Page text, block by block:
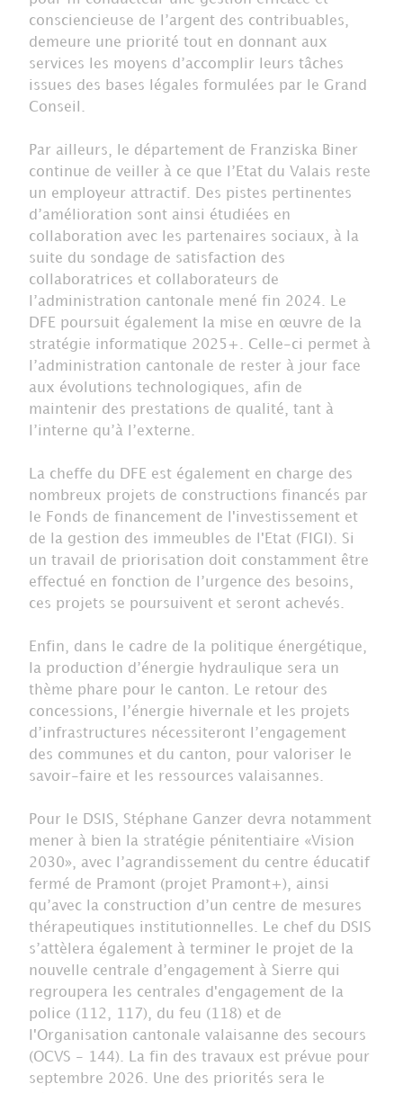
consciencieuse de l’argent des contribuables,
demeure une priorité tout en donnant aux
services les moyens d’accomplir leurs tâches
issues des bases légales formulées par le Grand
Conseil.
Par ailleurs, le département de Franziska Biner
continue de veiller à ce que l’Etat du Valais reste
un employeur attractif. Des pistes pertinentes
d’amélioration sont ainsi étudiées en
collaboration avec les partenaires sociaux, à la
suite du sondage de satisfaction des
collaboratrices et collaborateurs de
l’administration cantonale mené fin 2024. Le
DFE poursuit également la mise en œuvre de la
stratégie informatique 2025+. Celle-ci permet à
l’administration cantonale de rester à jour face
aux évolutions technologiques, afin de
maintenir des prestations de qualité, tant à
l’interne qu’à l’externe.
La cheffe du DFE est également en charge des
nombreux projets de constructions financés par
le Fonds de financement de l'investissement et
de la gestion des immeubles de l'Etat (FIGI). Si
un travail de priorisation doit constamment être
effectué en fonction de l’urgence des besoins,
ces projets se poursuivent et seront achevés.
Enfin, dans le cadre de la politique énergétique,
la production d’énergie hydraulique sera un
thème phare pour le canton. Le retour des
concessions, l’énergie hivernale et les projets
d’infrastructures nécessiteront l’engagement
des communes et du canton, pour valoriser le
savoir-faire et les ressources valaisannes.
Pour le DSIS, Stéphane Ganzer devra notamment
mener à bien la stratégie pénitentiaire «Vision
2030», avec l’agrandissement du centre éducatif
fermé de Pramont (projet Pramont+), ainsi
qu’avec la construction d’un centre de mesures
thérapeutiques institutionnelles. Le chef du DSIS
s’attèlera également à terminer le projet de la
nouvelle centrale d’engagement à Sierre qui
regroupera les centrales d'engagement de la
police (112, 117), du feu (118) et de
l'Organisation cantonale valaisanne des secours
(OCVS - 144). La fin des travaux est prévue pour
septembre 2026. Une des priorités sera le